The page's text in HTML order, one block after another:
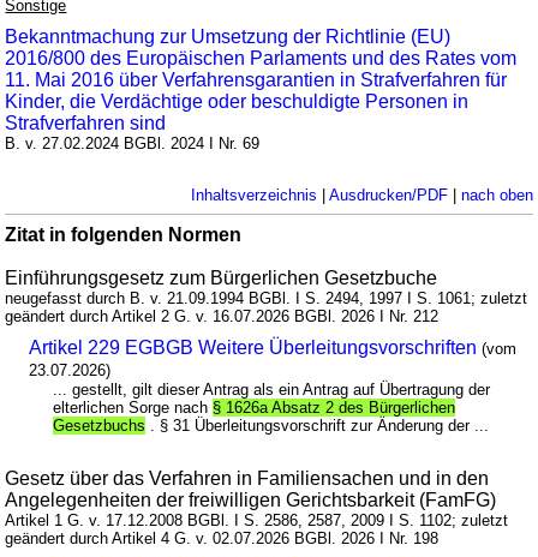
Sonstige
Bekanntmachung zur Umsetzung der Richtlinie (EU)
2016/800 des Europäischen Parlaments und des Rates vom
11. Mai 2016 über Verfahrensgarantien in Strafverfahren für
Kinder, die Verdächtige oder beschuldigte Personen in
Strafverfahren sind
B. v. 27.02.2024 BGBl. 2024 I Nr. 69
Inhaltsverzeichnis | Ausdrucken/PDF| nach oben
Zitat in folgenden Normen
Einführungsgesetz zum Bürgerlichen Gesetzbuche
neugefasst durch B. v. 21.09.1994 BGBl. I S. 2494, 1997 I S. 1061; zuletzt
geändert durch Artikel 2 G. v. 16.07.2026 BGBl. 2026 I Nr. 212
Artikel 229 EGBGB Weitere Überleitungsvorschriften (vom
23.07.2026)
... gestellt, gilt dieser Antrag als ein Antrag auf Übertragung der
elterlichen Sorge nach § 1626a Absatz 2 des Bürgerlichen
Gesetzbuchs . § 31 Überleitungsvorschrift zur Änderung der ...
Gesetz über das Verfahren in Familiensachen und in den
Angelegenheiten der freiwilligen Gerichtsbarkeit (FamFG)
Artikel 1 G. v. 17.12.2008 BGBl. I S. 2586, 2587, 2009 I S. 1102; zuletzt
geändert durch Artikel 4 G. v. 02.07.2026 BGBl. 2026 I Nr. 198